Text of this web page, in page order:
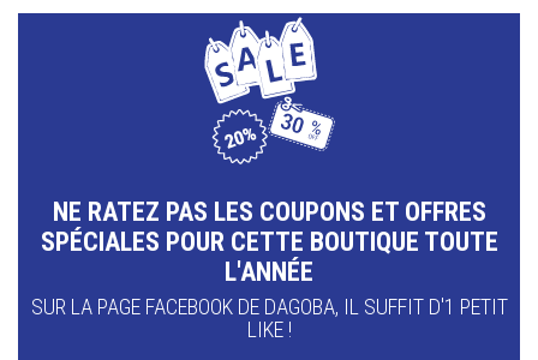
NE RATEZ PAS LES COUPONS ET OFFRES
SPÉCIALES POUR CETTE BOUTIQUE TOUTE
L'ANNÉE
SUR LA PAGE FACEBOOK DE DAGOBA, IL SUFFIT D'1 PETIT
LIKE !